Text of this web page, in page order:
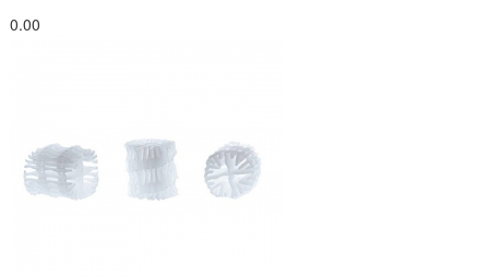
0.00